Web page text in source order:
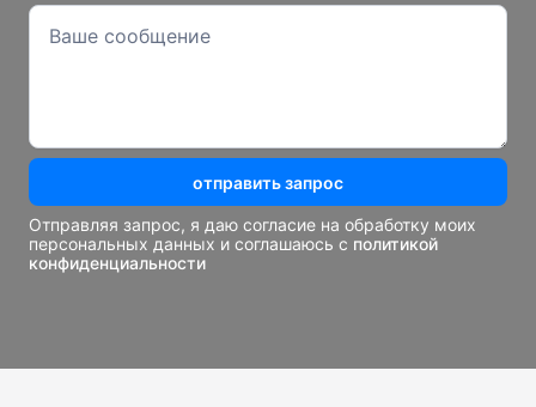
отправить запрос
Отправляя запрос, я даю согласие на обработку моих
персональных данных и соглашаюсь с политикой
конфиденциальности